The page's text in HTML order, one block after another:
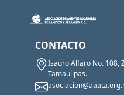
CONTACTO
Isauro Alfaro No. 108,
Tamaulipas.